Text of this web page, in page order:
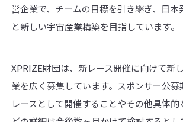
営企業で、チームの目標を引き継ぎ、日
と新しい宇宙産業構築を目指しています。
XPRIZE財団は、新レース開催に向けて新
業を広く募集しています。スポンサー公募
レースとして開催することやその他具体